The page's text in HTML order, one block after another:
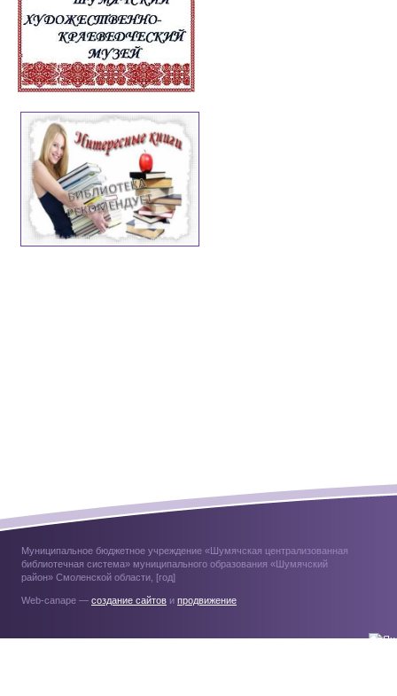
Муниципальное бюджетное учреждение «Шумячская централизованная
библиотечная система» муниципального образования «Шумячский
район» Смоленской области, [год]
Web-canape — создание сайтов и продвижение